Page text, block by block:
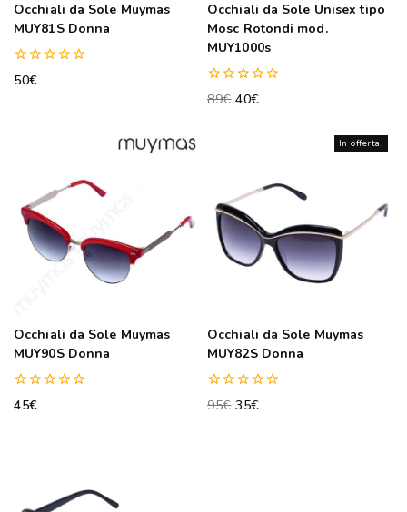
Occhiali da Sole Muymas
MUY81S Donna
0
out
50€
Occhiali da Sole Unisex tipo
Mosc Rotondi mod.
MUY1000s
0
out
89€ 40€
Occhiali da Sole Muymas
MUY90S Donna
0
out
45€
In offerta!
Occhiali da Sole Muymas
MUY82S Donna
0
out
95€ 35€